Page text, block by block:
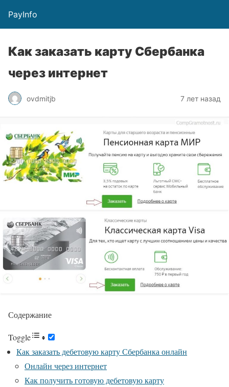
PayInfo
Как заказать карту Сбербанка
через интернет
ovdmitjb 7 лет назад
Содержание
Toggle
Как заказать дебетовую карту Сбербанка онлайн
Онлайн через интернет
Как получить готовую дебетовую карту